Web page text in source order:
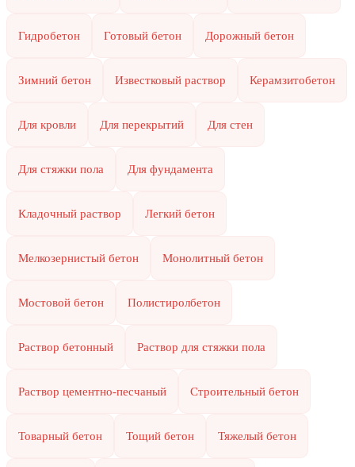
Гидробетон Готовый бетон Дорожный бетон
Зимний бетон Известковый раствор Керамзитобетон
Для кровли Для перекрытий Для стен
Для стяжки пола Для фундамента
Кладочный раствор Легкий бетон
Мелкозернистый бетон Монолитный бетон
Мостовой бетон Полистиролбетон
Раствор бетонный Раствор для стяжки пола
Раствор цементно-песчаный Строительный бетон
Товарный бетон Тощий бетон Тяжелый бетон